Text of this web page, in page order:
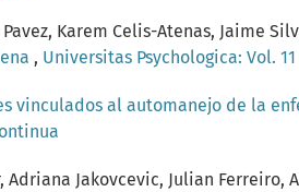
Karem Celis-Atenas, Jaime
, Universitas Psychologica: Vol. 11
vinculados al automanejo de la
Jakovcevic, Julian Ferreiro,